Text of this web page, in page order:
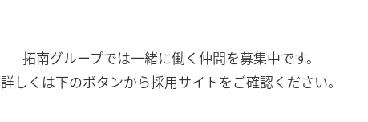
拓南グループでは一緒に働く 仲間を募集中です。
詳しくは下のボタンから採用サイトをご確認ください。